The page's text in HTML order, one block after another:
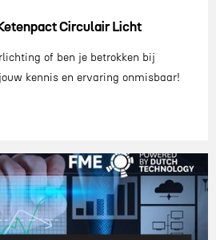
Circulair Licht
of ben je betrokken bij
kennis en ervaring onmisbaar!